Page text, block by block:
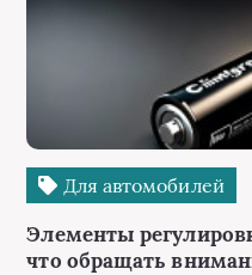
Для автомобилей
Элементы
что обращать